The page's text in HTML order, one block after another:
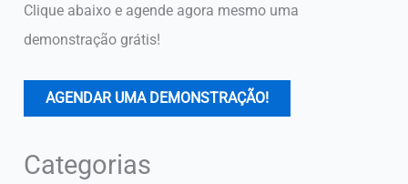
Clique abaixo e agende agora mesmo uma
demonstração grátis!
AGENDAR UMA DEMONSTRAÇÃO!
Categorias